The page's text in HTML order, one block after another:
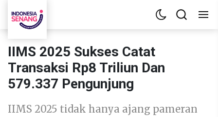
IIMS 2025 Sukses Catat
Transaksi Rp8 Triliun Dan
579.337 Pengunjung
IIMS 2025 tidak hanya ajang pameran